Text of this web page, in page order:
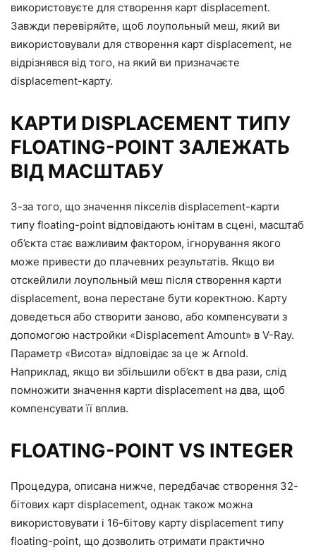
використовуєте для створення карт displacement.
Завжди перевіряйте, щоб лоупольный меш, який ви
використовували для створення карт displacement, не
відрізнявся від того, на який ви призначаєте
displacement-карту.
КАРТИ DISPLACEMENT ТИПУ
FLOATING-POINT ЗАЛЕЖАТЬ
ВІД МАСШТАБУ
З-за того, що значення пікселів displacement-карти
типу floating-point відповідають юнітам в сцені, масштаб
об’єкта стає важливим фактором, ігнорування якого
може привести до плачевних результатів. Якщо ви
отскейлили лоупольный меш після створення карти
displacement, вона перестане бути коректною. Карту
доведеться або створити заново, або компенсувати з
допомогою настройки «Displacement Amount» в V-Ray.
Параметр «Висота» відповідає за це ж Arnold.
Наприклад, якщо ви збільшили об’єкт в два рази, слід
помножити значення карти displacement на два, щоб
компенсувати її вплив.
FLOATING-POINT VS INTEGER
Процедура, описана нижче, передбачає створення 32-
бітових карт displacement, однак також можна
використовувати і 16-бітову карту displacement типу
floating-point, що дозволить отримати практично